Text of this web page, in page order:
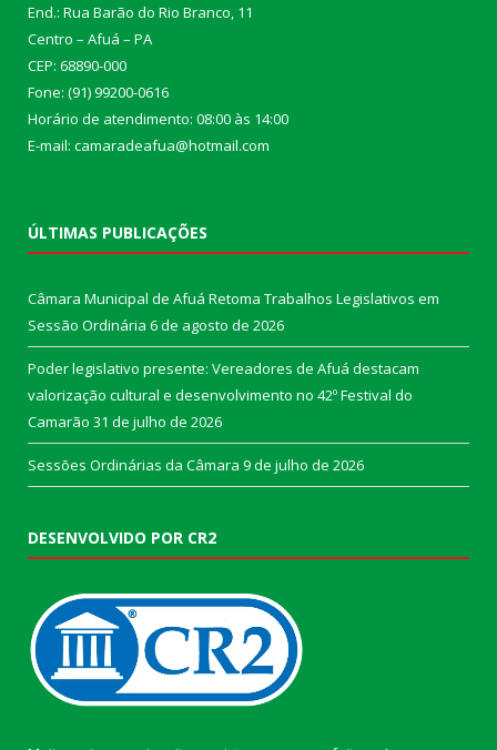
End.: Rua Barão do Rio Branco, 11
Centro – Afuá – PA
CEP: 68890-000
Fone: (91) 99200-0616
Horário de atendimento: 08:00 às 14:00
E-mail: camaradeafua@hotmail.com
ÚLTIMAS PUBLICAÇÕES
Câmara Municipal de Afuá Retoma Trabalhos Legislativos em
Sessão Ordinária 6 de agosto de 2026
Poder legislativo presente: Vereadores de Afuá destacam
valorização cultural e desenvolvimento no 42º Festival do
Camarão 31 de julho de 2026
Sessões Ordinárias da Câmara 9 de julho de 2026
DESENVOLVIDO POR CR2